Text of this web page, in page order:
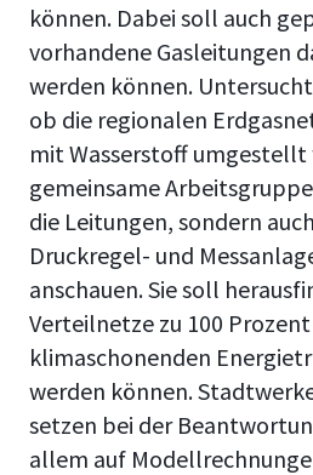
können. Dabei soll auch
vorhandene Gasleitungen
werden können.
ob die regionalen
mit Wasserstoff umgestellt
gemeinsame
die Leitungen, sondern
Druckregel- und
anschauen. Sie soll
Verteilnetze zu 100
klimaschonenden
werden können.
setzen bei der
allem auf